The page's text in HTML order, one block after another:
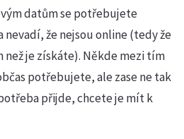
datům se potřebujete
že nejsou online (tedy že
je získáte). Někde mezi tím
potřebujete, ale zase ne tak
přijde, chcete je mít k